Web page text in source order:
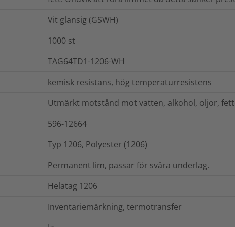
Vit glansig (GSWH)
1000 st
TAG64TD1-1206-WH
kemisk resistans, hög temperaturresistens
Utmärkt motstånd mot vatten, alkohol, oljor,
596-12664
Typ 1206, Polyester (1206)
Permanent lim, passar för svåra underlag.
Helatag 1206
Inventariemärkning, termotransfer